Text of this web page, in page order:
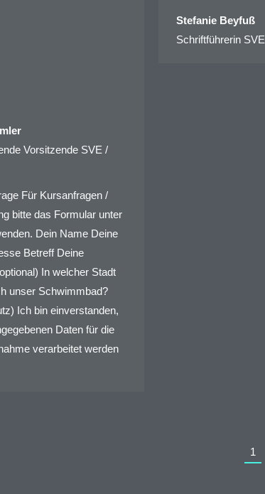
Stefanie Beyfuß
Schriftführerin SVE
Vorsitzende SVE /
Für Kursanfragen /
bitte das Formular unter
Dein Name Deine
Betreff Deine
In welcher Stadt
unser Schwimmbad?
Ich bin einverstanden,
Daten für die
verarbeitet werden
1